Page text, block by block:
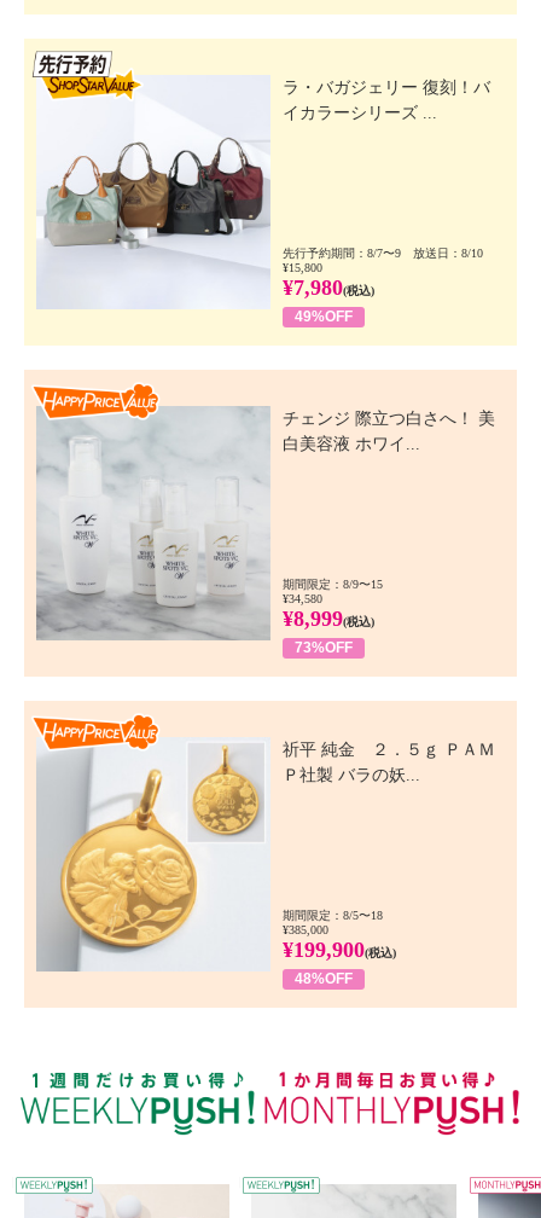
ラ・バガジェリー 復刻！バ
イカラーシリーズ ...
先行予約期間：8/7〜9 放送日：8/10
¥15,800
¥7,980(税込)
49%OFF
チェンジ 際立つ白さへ！ 美
白美容液 ホワイ...
期間限定：8/9〜15
¥34,580
¥8,999(税込)
73%OFF
祈平 純金 ２．５ｇ ＰＡＭ
Ｐ社製 バラの妖...
期間限定：8/5〜18
¥385,000
¥199,900(税込)
48%OFF
WEEKLY PUSH